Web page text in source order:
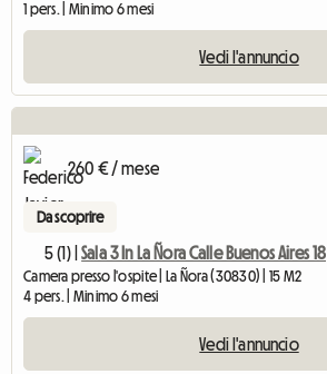
1 pers. | Minimo 6 mesi
Vedi l'annuncio
260 € / mese
Da scoprire
5 (1) | Sala 3 In La Ñora Calle Buenos Aires 18
Camera presso l'ospite | La Ñora (30830) | 15 M2
4 pers. | Minimo 6 mesi
Vedi l'annuncio